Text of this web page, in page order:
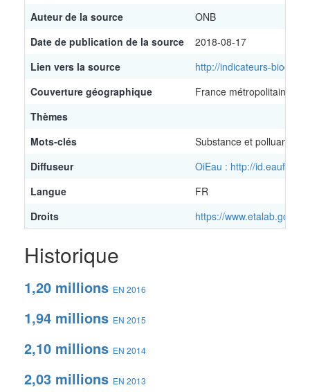
Auteur de la source
ONB
Date de publication de la source
2018-08-17
Lien vers la source
http://indicateurs-
Couverture géographique
France métropolitaine et
Thèmes
Mots-clés
Substance et polluant
Diffuseur
OiEau : http://
Langue
FR
Droits
https://
Historique
1,20 millions EN 2016
1,94 millions EN 2015
2,10 millions EN 2014
2,03 millions EN 2013